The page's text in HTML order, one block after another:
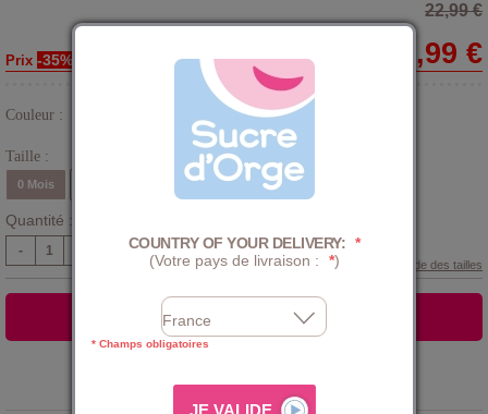
22,99 €
Prix -35% 14,99 €
Couleur :
Taille :
0 Mois 6 Mois 9 Mois
Quantité :
-
Guide des tailles
AJOUTER AU PANIER
COUNTRY OF YOUR DELIVERY: *
(Votre pays de livraison :
*)
* Champs obligatoires